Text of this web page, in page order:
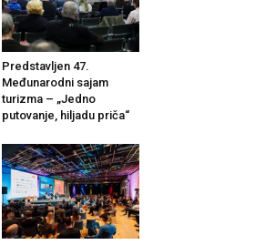
Predstavljen 47.
Međunarodni sajam
turizma – „Jedno
putovanje, hiljadu priča“